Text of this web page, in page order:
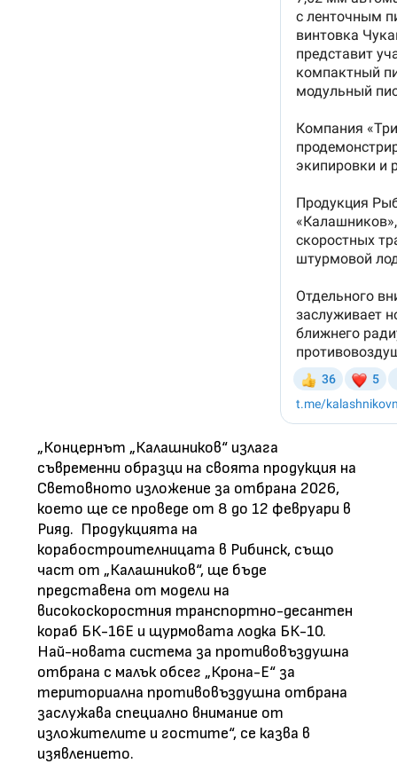
„Концернът „Калашников“ излага
съвременни образци на своята продукция на
Световното изложение за отбрана 2026,
което ще се проведе от 8 до 12 февруари в
Рияд. Продукцията на
корабостроителницата в Рибинск, също
част от „Калашников“, ще бъде
представена от модели на
високоскоростния транспортно-десантен
кораб БК-16Е и щурмовата лодка БК-10.
Най-новата система за противовъздушна
отбрана с малък обсег „Крона-Е“ за
териториална противовъздушна отбрана
заслужава специално внимание от
изложителите и гостите“, се казва в
изявлението.